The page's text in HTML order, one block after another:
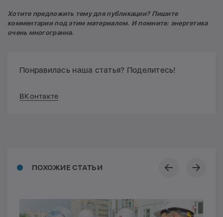
Хотите предложить тему для публикации? Пишите
комментарии под этим материалом. И помните: энергетика
очень многогранна.
Понравилась наша статья? Поделитесь!
ВКонтакте
ПОХОЖИЕ СТАТЬИ